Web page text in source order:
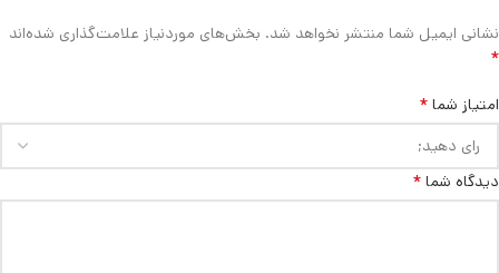
نشانی ایمیل شما منتشر نخواهد شد. بخش‌های موردنیاز علامت‌گذاری شده‌اند
*
امتیاز شما *
دیدگاه شما *